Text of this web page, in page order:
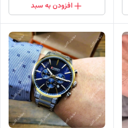
افزودن به سبد